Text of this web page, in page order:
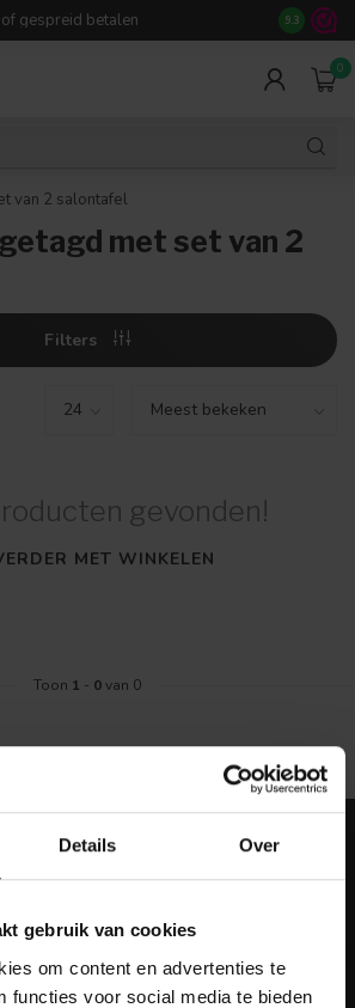
Details Over
gebruik van cookies
om content en advertenties te
functies voor social media te bieden
of gespreid betalen 14 dagen
9.3
0
van 2 salontafel
met set van 2
Filters
gevonden!
MET WINKELEN
Toon 1 - 0van 0
onze nieuwbrief met